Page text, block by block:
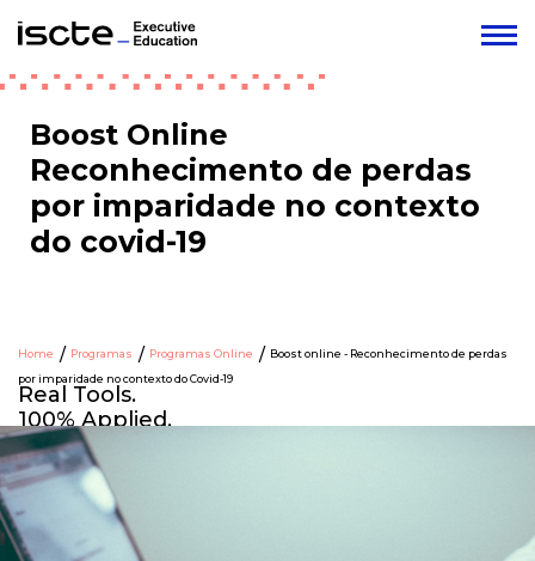
Boost Online
Reconhecimento de perdas
por imparidade no contexto
do covid-19
Real Tools.
100% Applied.
Home Programas Programas Online
Boost online - Reconhecimento de perdas
por imparidade no contexto do Covid-19